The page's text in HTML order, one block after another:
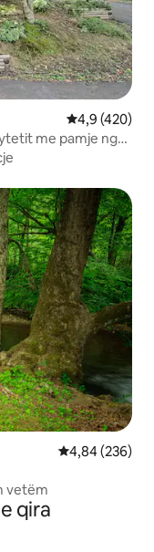
Vlerësimi
4,9 (420)
me pamje nga
Vlerësimi
4,84 (236)
vetëm
qira